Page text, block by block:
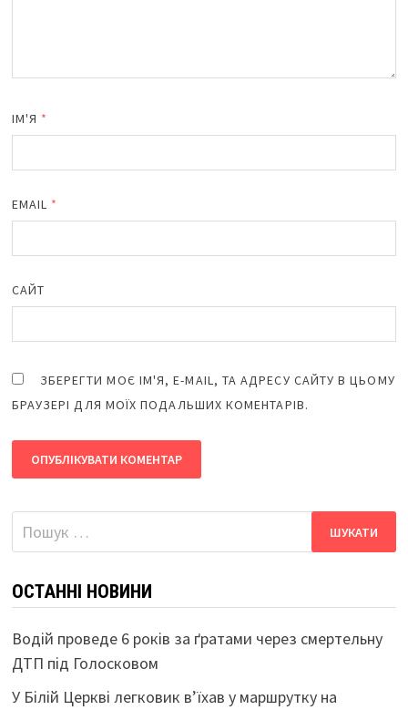
ІМ'Я *
EMAIL *
САЙТ
ЗБЕРЕГТИ МОЄ ІМ'Я, E-MAIL, ТА АДРЕСУ САЙТУ В ЦЬОМУ
БРАУЗЕРІ ДЛЯ МОЇХ ПОДАЛЬШИХ КОМЕНТАРІВ.
Пошук:
ОСТАННІ НОВИНИ
Водій проведе 6 років за ґратами через смертельну
ДТП під Голосковом
У Білій Церкві легковик в’їхав у маршрутку на